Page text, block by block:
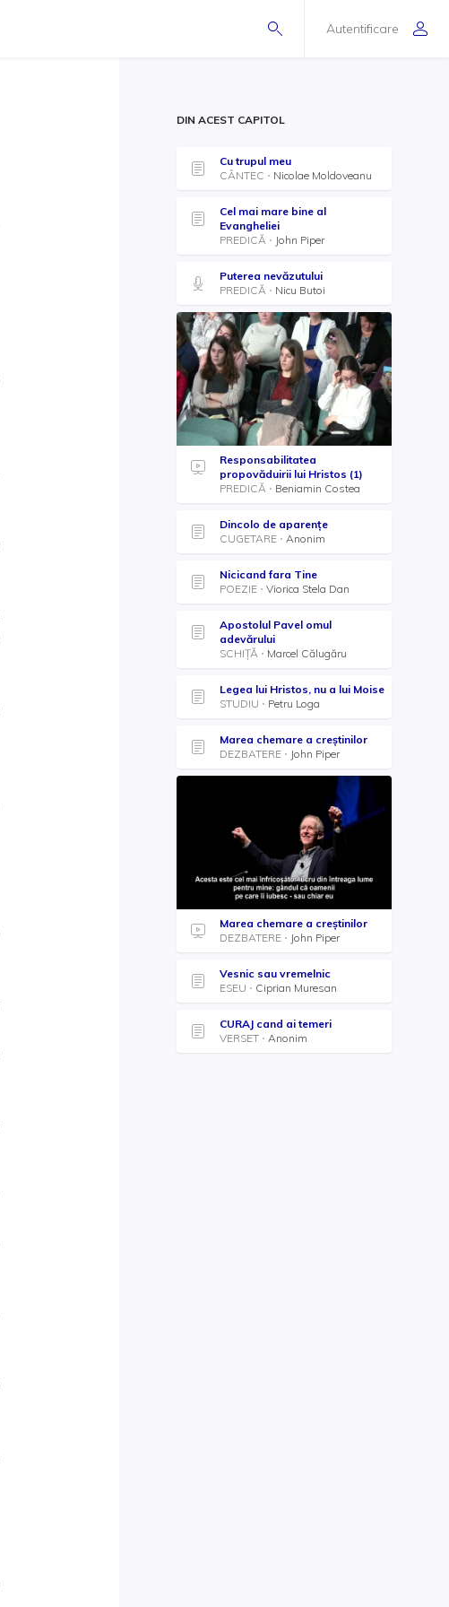
Autentificare
DIN ACEST CAPITOL
Cu trupul meu
CÂNTEC
Nicolae Moldoveanu
Cel mai mare bine al
Evangheliei
PREDICĂ
John Piper
Puterea nevăzutului
PREDICĂ
Nicu Butoi
Responsabilitatea
propovăduirii lui Hristos (1)
PREDICĂ
Beniamin Costea
Dincolo de aparențe
CUGETARE
Anonim
Nicicand fara Tine
POEZIE
Viorica Stela Dan
Apostolul Pavel omul
adevărului
SCHIȚĂ
Marcel Călugăru
Legea lui Hristos, nu a lui Moise
STUDIU
Petru Loga
Marea chemare a creștinilor
DEZBATERE
John Piper
Marea chemare a creștinilor
DEZBATERE
John Piper
Vesnic sau vremelnic
ESEU
Ciprian Muresan
CURAJ cand ai temeri
VERSET
Anonim